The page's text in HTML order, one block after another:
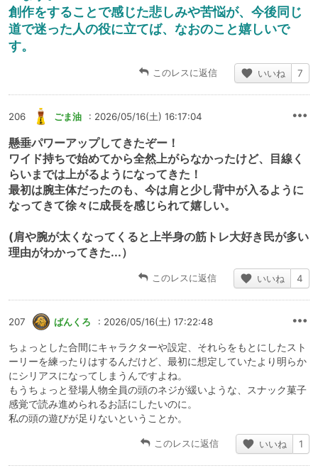
創作をすることで感じた悲しみや苦悩が、今後同じ
道で迷った人の役に立てば、なおのこと嬉しいで
す。
このレスに返信 いいね 7
206 ごま油 : 2026/05/16(土) 16:17:04
懸垂パワーアップしてきたぞー！
ワイド持ちで始めてから全然上がらなかったけど、目線く
らいまでは上がるようになってきた！
最初は腕主体だったのも、今は肩と少し背中が入るように
なってきて徐々に成長を感じられて嬉しい。
(肩や腕が太くなってくると上半身の筋トレ大好き民が多い
理由がわかってきた...）
このレスに返信 いいね 4
207 ばんくろ : 2026/05/16(土) 17:22:48
ちょっとした合間にキャラクターや設定、それらをもとにしたスト
ーリーを練ったりはするんだけど、最初に想定していたより明らか
にシリアスになってしまうんですよね。
もうちょっと登場人物全員の頭のネジが緩いような、スナック菓子
感覚で読み進められるお話にしたいのに。
私の頭の遊びが足りないということか。
このレスに返信 いいね 1